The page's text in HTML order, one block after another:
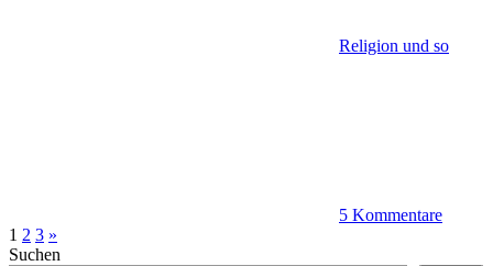
Religion und so
5 Kommentare
Beitragsnavigation
1 2 3 Nächste
Beiträge
»
Suchen